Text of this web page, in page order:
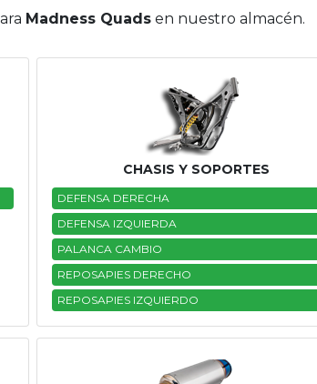
Madness Quads en nuestro almacén.
CHASIS Y SOPORTES
DEFENSA DERECHA
DEFENSA IZQUIERDA
PALANCA CAMBIO
REPOSAPIES DERECHO
REPOSAPIES IZQUIERDO